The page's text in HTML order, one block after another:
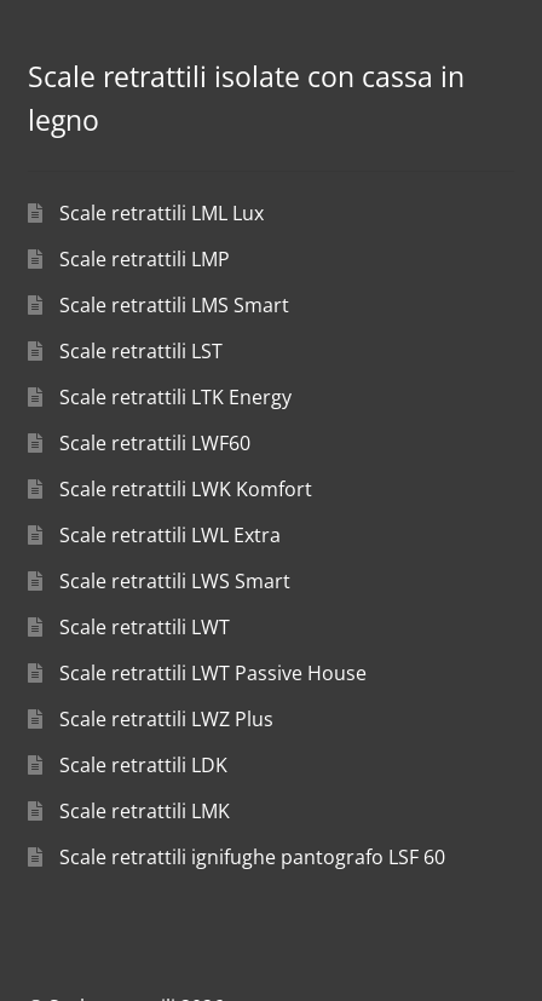
Scale retrattili isolate con cassa in
legno
Scale retrattili LML Lux
Scale retrattili LMP
Scale retrattili LMS Smart
Scale retrattili LST
Scale retrattili LTK Energy
Scale retrattili LWF60
Scale retrattili LWK Komfort
Scale retrattili LWL Extra
Scale retrattili LWS Smart
Scale retrattili LWT
Scale retrattili LWT Passive House
Scale retrattili LWZ Plus
Scale retrattili LDK
Scale retrattili LMK
Scale retrattili ignifughe pantografo LSF 60